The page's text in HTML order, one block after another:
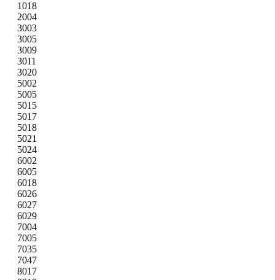
1018
2004
3003
3005
3009
3011
3020
5002
5005
5015
5017
5018
5021
5024
6002
6005
6018
6026
6027
6029
7004
7005
7035
7047
8017